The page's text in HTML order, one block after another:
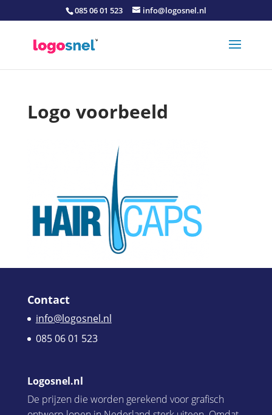
085 06 01 523 info@logosnel.nl
Logo voorbeeld
Contact
info@logosnel.nl
085 06 01 523
Logosnel.nl
De prijzen die worden gerekend voor grafisch